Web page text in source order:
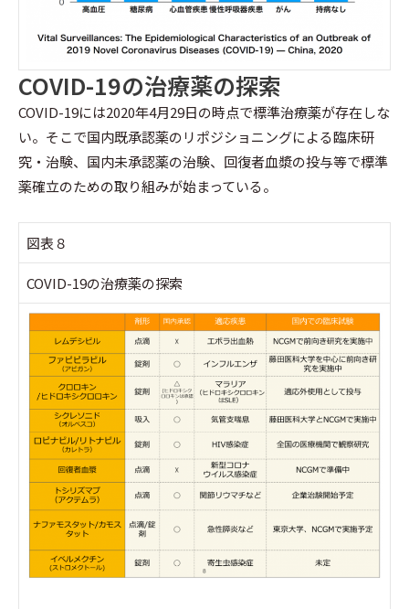
COVID-19の治療薬の探索
COVID-19には2020年4月29日の時点で標準治療薬が存在しな
い。そこで国内既承認薬のリポジショニングによる臨床研
究・治験、国内未承認薬の治験、回復者血漿の投与等で標準
薬確立のための取り組みが始まっている。
図表８
COVID-19の治療薬の探索